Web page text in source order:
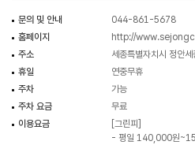
문의 및 안내
044-861-5678
홈페이지
http://
주소
세종특별자치시 정안
휴일
연중무휴
주차
가능
주차 요금
무료
이용요금
[그린피]
- 평일 140,000원